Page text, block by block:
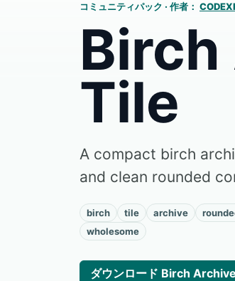
コミュニティパック · 作者：
Tile
A compact birch
and clean rounded
birch tile archive
wholesome
ダウンロード Birch